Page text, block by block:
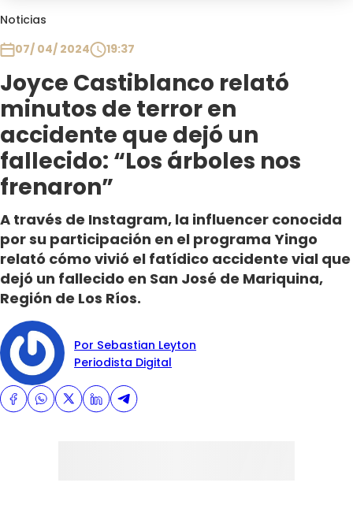
Noticias
07/ 04/ 2024
19:37
Joyce Castiblanco relató
minutos de terror en
accidente que dejó un
fallecido: “Los árboles nos
frenaron”
A través de Instagram, la influencer conocida
por su participación en el programa Yingo
relató cómo vivió el fatídico accidente vial que
dejó un fallecido en San José de Mariquina,
Región de Los Ríos.
Por Sebastian Leyton
Periodista Digital
Plan Perfecto
El Tiempo
Sabingo
Todos Los Programas